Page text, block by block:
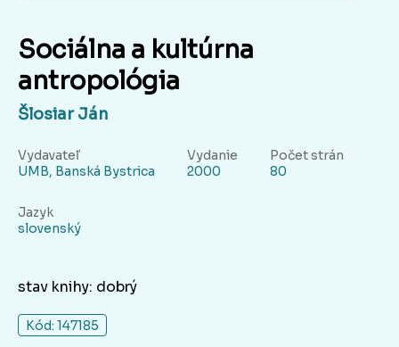
Sociálna a kultúrna
antropológia
Šlosiar Ján
Vydavateľ
UMB, Banská Bystrica
Vydanie
2000
Počet strán
80
Jazyk
slovenský
stav knihy: dobrý
Kód: 147185